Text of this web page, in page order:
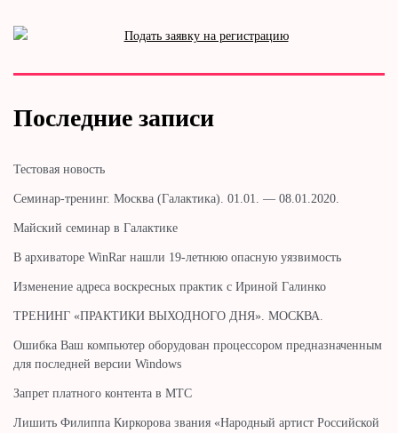
Последние записи
Тестовая новость
Cеминар-тренинг. Москва (Галактика). 01.01. — 08.01.2020.
Майский семинар в Галактике
В архиваторе WinRar нашли 19-летнюю опасную уязвимость
Изменение адреса воскресных практик с Ириной Галинко
ТРЕНИНГ «ПРАКТИКИ ВЫХОДНОГО ДНЯ». МОСКВА.
Ошибка Ваш компьютер оборудован процессором предназначенным
для последней версии Windows
Запрет платного контента в МТС
Лишить Филиппа Киркорова звания «Народный артист Российской